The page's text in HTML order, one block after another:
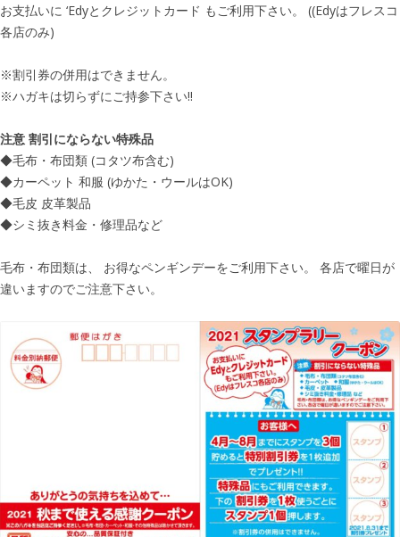
お支払いに ‘Edyとクレジットカード もご利用下さい。 ((Edyはフレスコ
各店のみ)
※割引券の併用はできません。
※ハガキは切らずにご持参下さい!!
注意 割引にならない特殊品
◆毛布・布団類 (コタツ布含む)
◆カーペット 和服 (ゆかた・ウールはOK)
◆毛皮 皮革製品
◆シミ抜き料金・修理品など
毛布・布団類は、 お得なペンギンデーをご利用下さい。 各店で曜日が
違いますのでご注意下さい。